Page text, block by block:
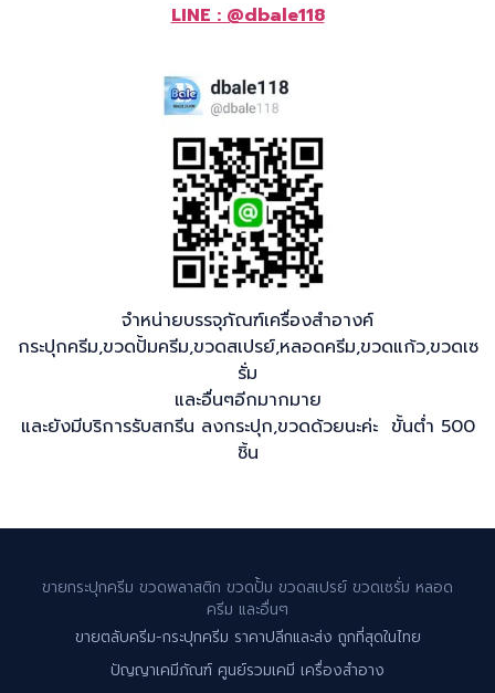
LINE : @dbale118
จำหน่ายบรรจุภัณฑ์เครื่องสำอางค์
กระปุกครีม,ขวดปั้มครีม,ขวดสเปรย์,หลอดครีม,ขวดแก้ว,ขวดเซ
รั่ม
และอื่นๆอีกมากมาย
และยังมีบริการรับสกรีน ลงกระปุก,ขวดด้วยนะค่ะ ขั้นต่ำ 500
ชิ้น
ขายกระปุกครีม ขวดพลาสติก ขวดปั้ม ขวดสเปรย์ ขวดเซรั่ม หลอด
ครีม และอื่นๆ
ขายตลับครีม-กระปุกครีม ราคาปลีกและส่ง ถูกที่สุดในไทย
ปัญญาเคมีภัณฑ์ ศูนย์รวมเคมี เครื่องสำอาง